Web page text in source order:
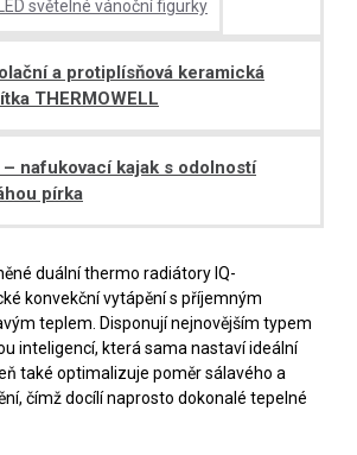
LED světelné vánoční figurky
a protiplísňová keramická
THERMOWELL
nafukovací kajak s odolností
pírka
duální thermo radiátory IQ-
konvekční vytápění s příjemným
teplem. Disponují nejnovějším typem
inteligencí, která sama nastaví ideální
také optimalizuje poměr sálavého a
čímž docílí naprosto dokonalé tepelné